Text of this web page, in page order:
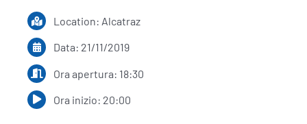
Location: Alcatraz
Data: 21/11/2019
Ora apertura: 18:30
Ora inizio: 20:00